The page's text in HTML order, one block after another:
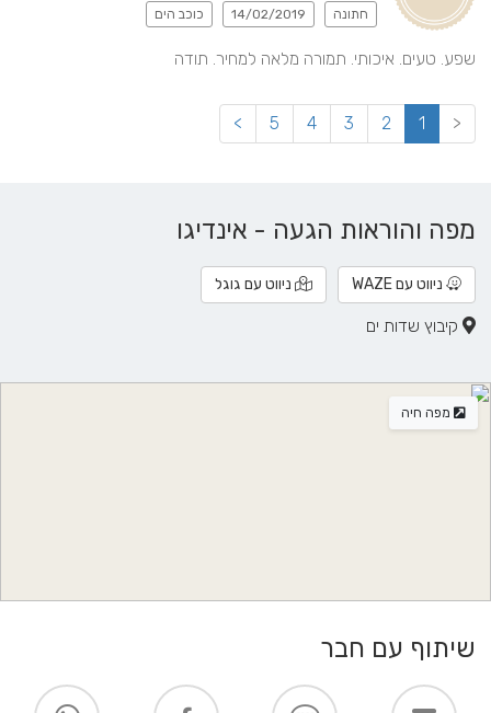
חתונה 14/02/2019 כוכב הים
שפע. טעים. איכותי. תמורה מלאה למחיר. תודה
<
1
2
3
4
5
>
מפה והוראות הגעה - אינדיגו
ניווט עם WAZE ניווט עם גוגל
קיבוץ שדות ים
מפה חיה
שיתוף עם חבר